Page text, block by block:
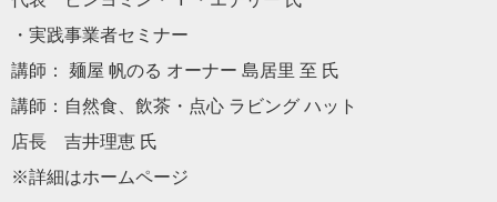
・実践事業者セミナー
講師： 麺屋 帆のる オーナー 島居里 至 氏
講師：自然食、飲茶・点心 ラビング ハット
店長 吉井理恵 氏
※詳細はホームページ